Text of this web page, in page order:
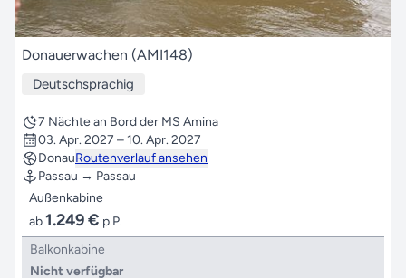
Donauerwachen (AMI148)
Deutschsprachig
7 Nächte an Bord der MS Amina
03. Apr. 2027 – 10. Apr. 2027
DonauRoutenverlauf ansehen
Passau → Passau
Außenkabine
ab1.249 € p.P.
Balkonkabine
Nicht verfügbar